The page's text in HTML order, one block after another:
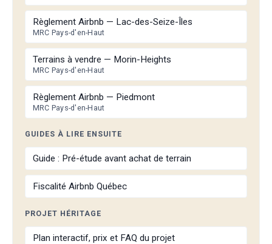
Règlement Airbnb — Lac-des-Seize-Îles
MRC Pays-d'en-Haut
Terrains à vendre — Morin-Heights
MRC Pays-d'en-Haut
Règlement Airbnb — Piedmont
MRC Pays-d'en-Haut
GUIDES À LIRE ENSUITE
Guide : Pré-étude avant achat de terrain
Fiscalité Airbnb Québec
PROJET HÉRITAGE
Plan interactif, prix et FAQ du projet